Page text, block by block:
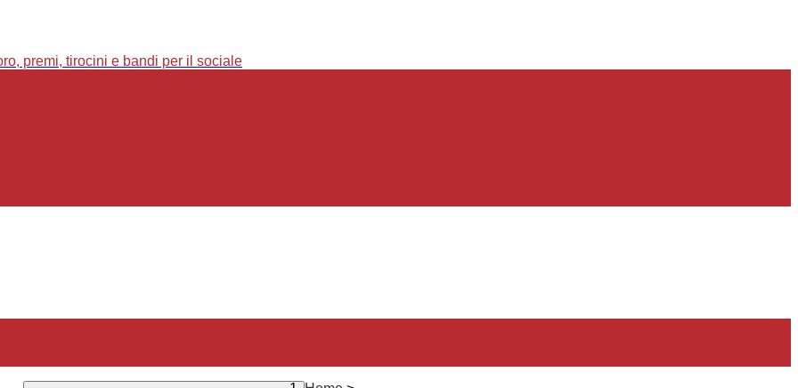
premi, tirocini e bandi per il sociale